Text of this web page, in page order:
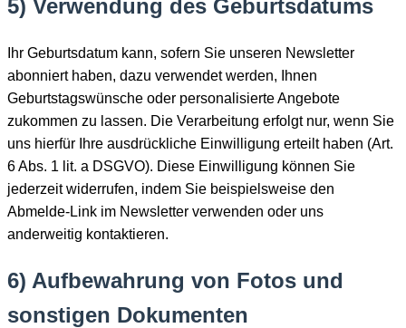
5) Verwendung des Geburtsdatums
Ihr Geburtsdatum kann, sofern Sie unseren Newsletter
abonniert haben, dazu verwendet werden, Ihnen
Geburtstagswünsche oder personalisierte Angebote
zukommen zu lassen. Die Verarbeitung erfolgt nur, wenn Sie
uns hierfür Ihre ausdrückliche Einwilligung erteilt haben (Art.
6 Abs. 1 lit. a DSGVO). Diese Einwilligung können Sie
jederzeit widerrufen, indem Sie beispielsweise den
Abmelde-Link im Newsletter verwenden oder uns
anderweitig kontaktieren.
6) Aufbewahrung von Fotos und
sonstigen Dokumenten